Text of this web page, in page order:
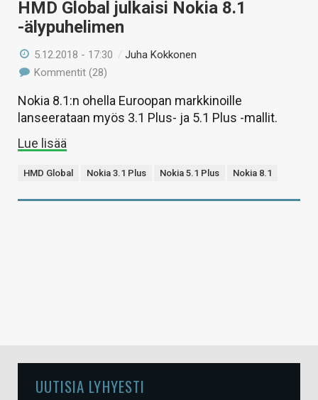
HMD Global julkaisi Nokia 8.1
-älypuhelimen
5.12.2018 - 17:30 /Juha Kokkonen
Kommentit (28)
Nokia 8.1:n ohella Euroopan markkinoille
lanseerataan myös 3.1 Plus- ja 5.1 Plus -mallit.
Lue lisää
HMD Global Nokia 3.1 Plus Nokia 5.1 Plus Nokia 8.1
UUTISIA LYHYESTI